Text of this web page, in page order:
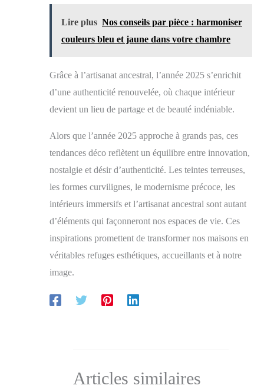
Lire plus Nos conseils par pièce : harmoniser
couleurs bleu et jaune dans votre chambre
Grâce à l’artisanat ancestral, l’année 2025 s’enrichit
d’une authenticité renouvelée, où chaque intérieur
devient un lieu de partage et de beauté indéniable.
Alors que l’année 2025 approche à grands pas, ces
tendances déco reflètent un équilibre entre innovation,
nostalgie et désir d’authenticité. Les teintes terreuses,
les formes curvilignes, le modernisme précoce, les
intérieurs immersifs et l’artisanat ancestral sont autant
d’éléments qui façonneront nos espaces de vie. Ces
inspirations promettent de transformer nos maisons en
véritables refuges esthétiques, accueillants et à notre
image.
Articles similaires